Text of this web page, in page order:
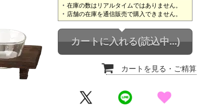
在庫の数はリアルタイムではありません。
店舗の在庫を通信販売で購入できません。
カートに入れる(読込中...)
カートを見る ・ご精算